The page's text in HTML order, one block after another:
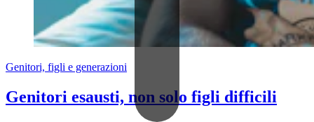
Genitori, figli e generazioni
Genitori esausti, non solo figli difficili